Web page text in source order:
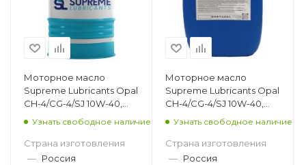
Моторное масло
Supreme Lubricants Opal
CH-4/CG-4/SJ 10W-40,
Узнать свободное наличие
Страна изготовления
— Россия
Моторное масло
Supreme Lubricants Opal
CH-4/CG-4/SJ 10W-40,
Узнать свободное наличие
Страна изготовления
— Россия